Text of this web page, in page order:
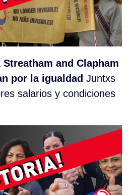
and Clapham
por la igualdad Juntxs
salarios y condiciones